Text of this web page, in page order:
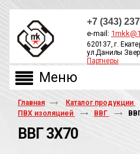
+7 (343)
e-mail:
620137, г.
ул.Данилы
Партнеры
Главная Каталог продукции
ПВХ изоляцией
ВВГ
ВВГ 3Х70